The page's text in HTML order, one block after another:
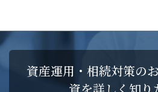
資産運用・相続対策の